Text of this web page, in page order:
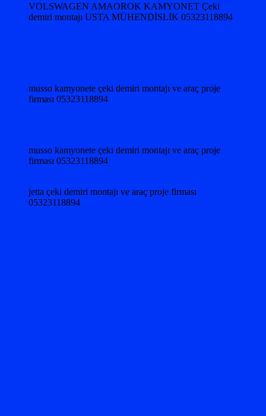
VOLSWAGEN AMAOROK KAMYONET Çeki
demiri montajı USTA MÜHENDİSLİK 05323118894
musso kamyonete çeki demiri montajı ve araç proje
firması 05323118894
musso kamyonete çeki demiri montajı ve araç proje
firması 05323118894
jetta çeki demiri montajı ve araç proje firması
05323118894